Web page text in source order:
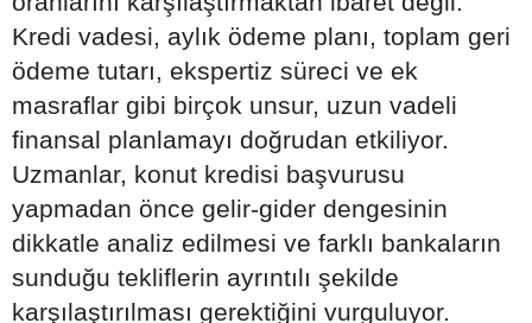
Kredi vadesi, aylık ödeme planı, toplam geri
ödeme tutarı, ekspertiz süreci ve ek
masraflar gibi birçok unsur, uzun vadeli
finansal planlamayı doğrudan etkiliyor.
Uzmanlar, konut kredisi başvurusu
yapmadan önce gelir-gider dengesinin
dikkatle analiz edilmesi ve farklı bankaların
sunduğu tekliflerin ayrıntılı şekilde
karşılaştırılması gerektiğini vurguluyor.